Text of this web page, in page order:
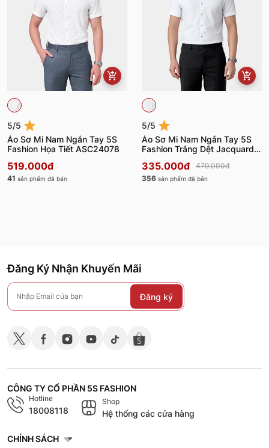
5/5
Áo Sơ Mi Nam Ngắn Tay 5S
Fashion Họa Tiết ASC24078
519.000đ
41 sản phẩm đã bán
5/5
Áo Sơ Mi Nam Ngắn Tay 5S
Fashion Trắng Dệt Jacquard
335.000đ
479.000đ
356 sản phẩm đã bán
Đăng Ký Nhận Khuyến Mãi
Đăng ký
CÔNG TY CỔ PHẦN 5S FASHION
Hotline
18008118
Shop
Hệ thống các cửa hàng
CHÍNH SÁCH